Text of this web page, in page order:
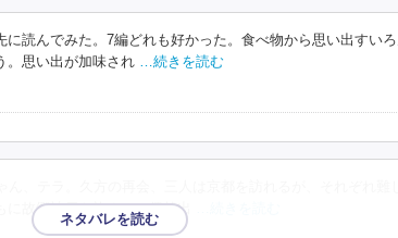
読んでみた。7編どれも好かった。食べ物から思い出すい
。思い出が加味され …続きを読む
に故郷神戸を旅する。偶然出